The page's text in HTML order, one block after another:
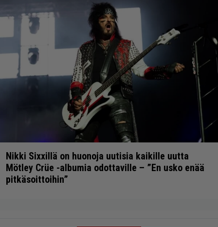
Nikki Sixxillä on huonoja uutisia kaikille uutta
Mötley Crüe -albumia odottaville – ”En usko enää
pitkäsoittoihin”